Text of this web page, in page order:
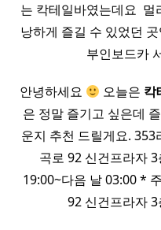
는 칵테일바였는데요
낭하게 즐길 수 있었던
부인보드카
안녕하세요 오늘은 칵
은 정말 즐기고 싶은데
운지 추천 드릴게요.
곡로 92 신건프라자
19:00~다음 날 03:00 *
92 신건프라자